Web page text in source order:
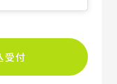
受付